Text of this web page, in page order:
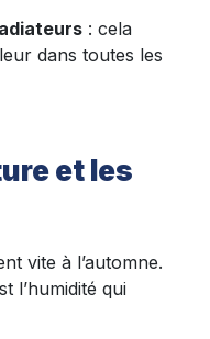
: cela
dans toutes les
et les
vite à l’automne.
l’humidité qui